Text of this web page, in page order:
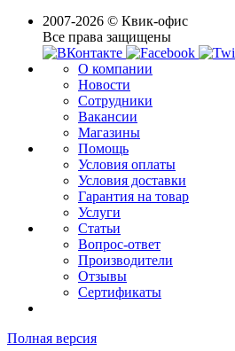
2007-2026 © Квик-офис
Все права защищены
О компании
Новости
Сотрудники
Вакансии
Магазины
Помощь
Условия оплаты
Условия доставки
Гарантия на товар
Услуги
Статьи
Вопрос-ответ
Производители
Отзывы
Сертификаты
Полная версия